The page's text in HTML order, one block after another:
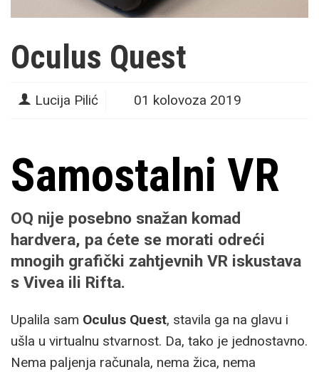
Oculus Quest
Lucija Pilić 01 kolovoza 2019
Samostalni VR
OQ nije posebno snažan komad
hardvera, pa ćete se morati odreći
mnogih grafički zahtjevnih VR iskustava
s Vivea ili Rifta.
Upalila sam Oculus Quest, stavila ga na glavu i
ušla u virtualnu stvarnost. Da, tako je jednostavno.
Nema paljenja računala, nema žica, nema